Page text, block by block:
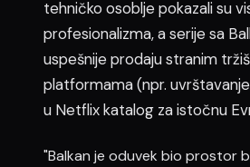
tehničko osoblje pokazali su
profesionalizma, a serije sa
uspešnije prodaju stranim
platformama (npr.
u Netflix katalog za istočnu
"Balkan je oduvek bio prostor